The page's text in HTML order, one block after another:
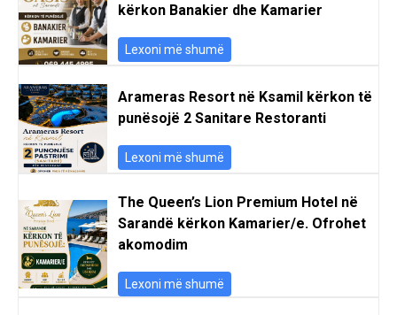
kërkon Banakier dhe Kamarier
Lexoni më shumë
Arameras Resort në Ksamil kërkon të
punësojë 2 Sanitare Restoranti
Lexoni më shumë
The Queen’s Lion Premium Hotel në
Sarandë kërkon Kamarier/e. Ofrohet
akomodim
Lexoni më shumë